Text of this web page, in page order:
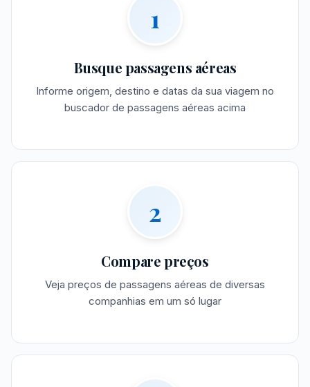
1
Busque passagens aéreas
Informe origem, destino e datas da sua viagem no
buscador de passagens aéreas acima
2
Compare preços
Veja preços de passagens aéreas de diversas
companhias em um só lugar